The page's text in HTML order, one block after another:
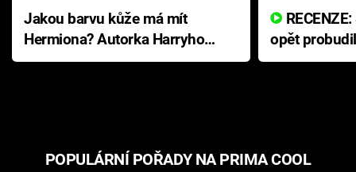
Jakou barvu kůže má mít
Hermiona? Autorka Harryho
Pottera přišla s ráznou
opět
přichází s
POPULÁRNÍ POŘADY NA PRIMA COOL